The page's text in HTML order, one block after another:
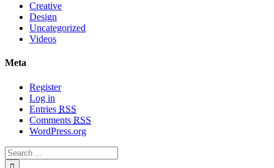
Creative
Design
Uncategorized
Videos
Meta
Register
Log in
Entries RSS
Comments RSS
WordPress.org